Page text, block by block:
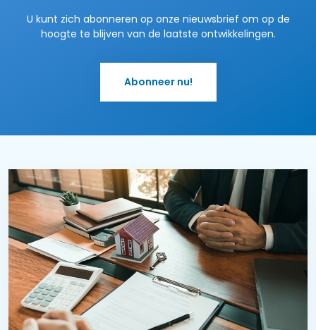
U kunt zich abonneren op onze nieuwsbrief om op de
hoogte te blijven van de laatste ontwikkelingen.
Abonneer nu!